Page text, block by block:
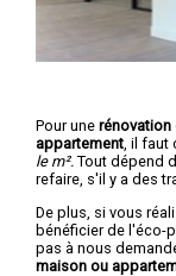
Pour une rénovation
appartement , il
le m². Tout dépend
refaire, s'il y a des
De plus, si vous
bénéficier de l'éco-
pas à nous
maison ou